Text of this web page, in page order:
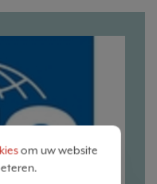
om uw website